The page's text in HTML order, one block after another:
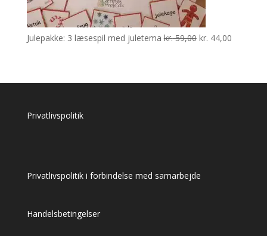
Julepakke: 3 læsespil med juletema kr.59,00 Den
kr. 44,00Den
Privatlivspolitik
Privatlivspolitik i forbindelse med samarbejde
Handelsbetingelser